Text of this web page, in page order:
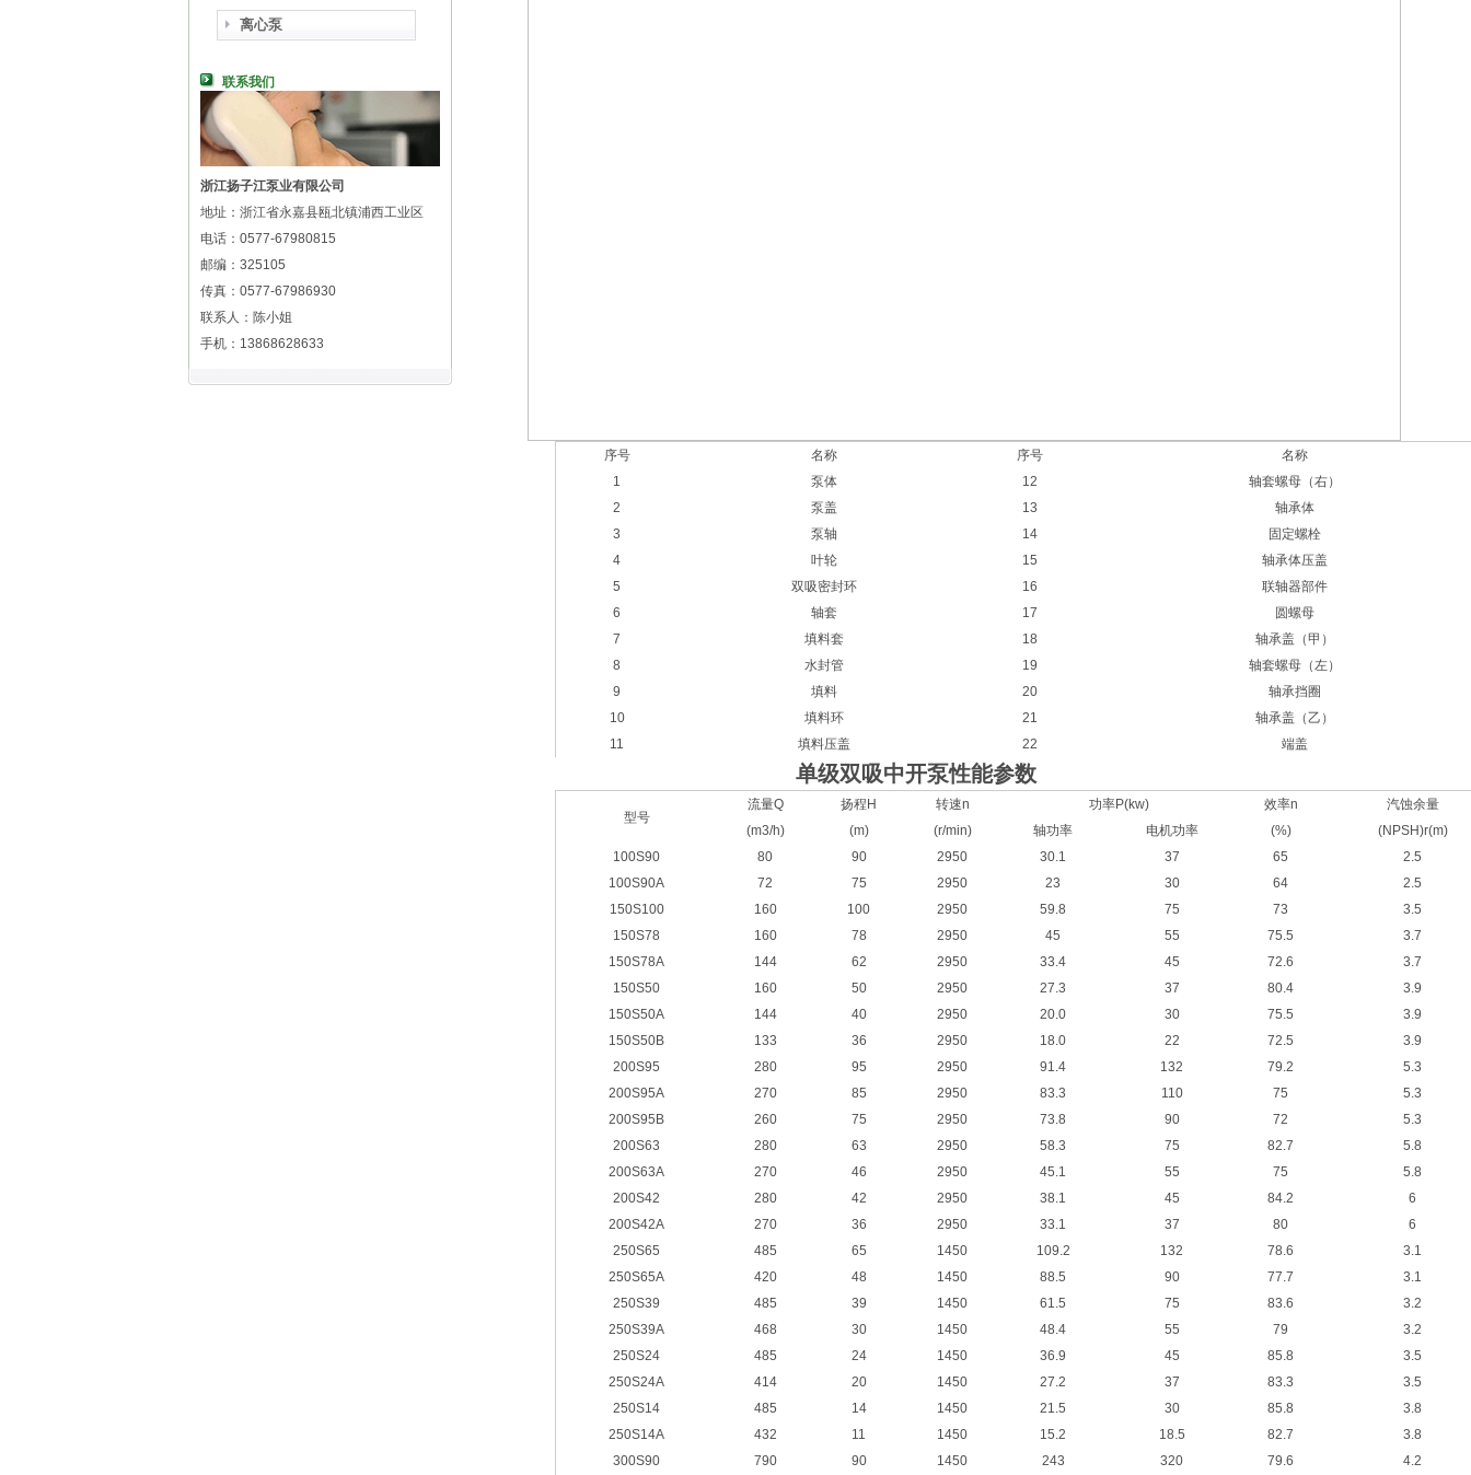
离心泵
联系我们
浙江扬子江泵业有限公司
地址：浙江省永嘉县瓯北镇浦西工业区
电话：0577-67980815
邮编：325105
传真：0577-67986930
联系人：陈小姐
手机：13868628633
序号 名称 序号
名称
1
泵体 12
轴套螺母（右）
2
泵盖 13
轴承体
3
泵轴 14
固定螺栓
4
叶轮 15
轴承体压盖
5
双吸密封环 16
联轴器部件
6
轴套 17
圆螺母
7
填料套 18
轴承盖（甲）
8
水封管 19
轴套螺母（左）
9
填料 20
轴承挡圈
10
填料环 21
轴承盖（乙）
11
填料压盖 22 端盖
单级双吸中开泵性能参数
型号
流量Q
(m3/h)
扬程H
(m)
转速n
(r/min)
功率P(kw)
效率n
(%)
汽蚀余量
(NPSH)r(m)
轴功率
电机功率
100S90
80 90 2950 30.1 37 65
2.5
100S90A
72 75 2950 23 30 64
2.5
150S100
160 100 2950 59.8 75 73
3.5
150S78
160 78 2950 45 55 75.5
3.7
150S78A
144 62 2950 33.4 45 72.6
3.7
150S50
160 50 2950 27.3 37 80.4
3.9
150S50A
144 40 2950 20.0 30 75.5
3.9
150S50B
133 36 2950 18.0 22 72.5
3.9
200S95
280 95 2950 91.4 132 79.2
5.3
200S95A
270 85 2950 83.3 110 75
5.3
200S95B
260 75 2950 73.8 90 72
5.3
200S63
280 63 2950 58.3 75 82.7
5.8
200S63A
270 46 2950 45.1 55 75
5.8
200S42
280 42 2950 38.1 45 84.2
6
200S42A
270 36 2950 33.1 37 80
6
250S65
485 65 1450 109.2 132 78.6
3.1
250S65A
420 48 1450 88.5 90 77.7
3.1
250S39
485 39 1450 61.5 75 83.6
3.2
250S39A
468 30 1450 48.4 55 79
3.2
250S24
485 24 1450 36.9 45 85.8
3.5
250S24A
414 20 1450 27.2 37 83.3
3.5
250S14
485 14 1450 21.5 30 85.8
3.8
250S14A
432 11 1450 15.2 18.5 82.7
3.8
300S90
790 90 1450 243 320 79.6 4.2